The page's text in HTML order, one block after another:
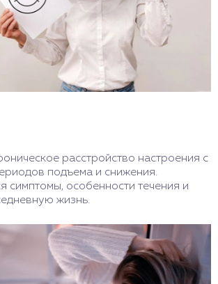
расстройство настроения с
подъема и снижения.
симптомы, особенности течения и
жизнь.